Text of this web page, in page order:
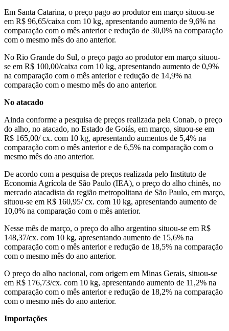
Em Santa Catarina, o preço pago ao produtor em março situou-se
em R$ 96,65/caixa com 10 kg, apresentando aumento de 9,6% na
comparação com o mês anterior e redução de 30,0% na comparação
com o mesmo mês do ano anterior.
No Rio Grande do Sul, o preço pago ao produtor em março situou-
se em R$ 100,00/caixa com 10 kg, apresentando aumento de 0,9%
na comparação com o mês anterior e redução de 14,9% na
comparação com o mesmo mês do ano anterior.
No atacado
Ainda conforme a pesquisa de preços realizada pela Conab, o preço
do alho, no atacado, no Estado de Goiás, em março, situou-se em
R$ 165,00/ cx. com 10 kg, apresentando aumentos de 5,4% na
comparação com o mês anterior e de 6,5% na comparação com o
mesmo mês do ano anterior.
De acordo com a pesquisa de preços realizada pelo Instituto de
Economia Agrícola de São Paulo (IEA), o preço do alho chinês, no
mercado atacadista da região metropolitana de São Paulo, em março,
situou-se em R$ 160,95/ cx. com 10 kg, apresentando aumento de
10,0% na comparação com o mês anterior.
Nesse mês de março, o preço do alho argentino situou-se em R$
148,37/cx. com 10 kg, apresentando aumento de 15,6% na
comparação com o mês anterior e redução de 18,5% na comparação
com o mesmo mês do ano anterior.
O preço do alho nacional, com origem em Minas Gerais, situou-se
em R$ 176,73/cx. com 10 kg, apresentando aumento de 11,2% na
comparação com o mês anterior e redução de 18,2% na comparação
com o mesmo mês do ano anterior.
Importações